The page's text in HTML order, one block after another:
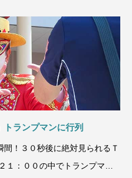
トランプマンに行列
！３０秒後に絶対見られるＴ
１：００の中でトランプマン